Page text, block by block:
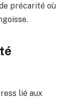
précarité où
lié aux